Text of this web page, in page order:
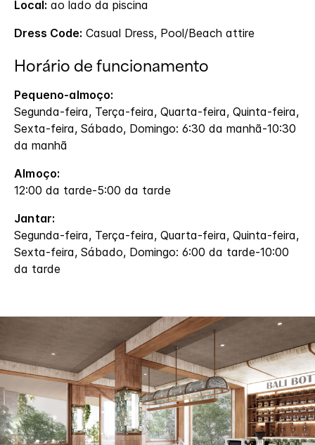
Local: ao lado da piscina
Dress Code: Casual Dress, Pool/Beach attire
Horário de funcionamento
Pequeno-almoço:
Segunda-feira, Terça-feira, Quarta-feira, Quinta-feira,
Sexta-feira, Sábado, Domingo: 6:30 da manhã-10:30
da manhã
Almoço:
12:00 da tarde-5:00 da tarde
Jantar:
Segunda-feira, Terça-feira, Quarta-feira, Quinta-feira,
Sexta-feira, Sábado, Domingo: 6:00 da tarde-10:00
da tarde